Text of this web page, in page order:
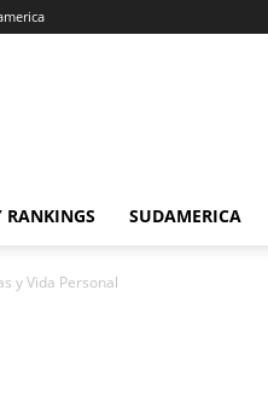
RANKINGS SUDAMERICA
y Vida Personal